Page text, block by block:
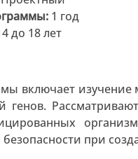
1 год
до 18 лет
включает изучение
генов.
при